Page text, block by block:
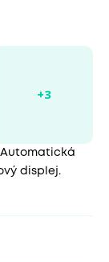
Automatická
displej.